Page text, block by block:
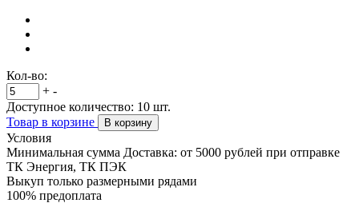
Кол-во:
+ -
Доступное количество: 10 шт.
Товар в корзине
В корзину
Условия
Минимальная сумма Доставка: от 5000 рублей при отправке
ТК Энергия, ТК ПЭК
Выкуп только размерными рядами
100% предоплата